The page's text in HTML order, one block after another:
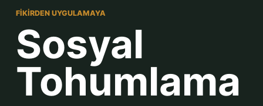
FIKIRDEN UYGULAMAYA
Sosyal
Tohumlama